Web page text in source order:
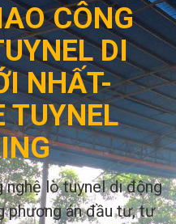
CÔNG
DI
NHẤT-
TUYNEL
nghệ lò tuynel di động
phương án đầu tư, tư